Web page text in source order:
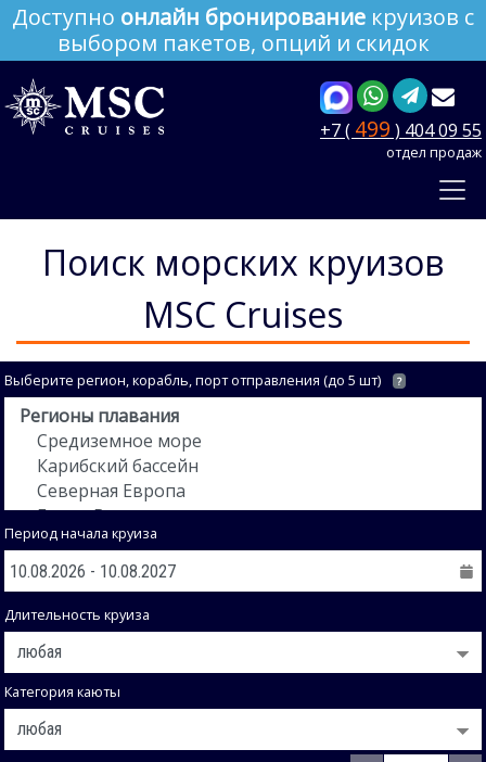
Доступно онлайн бронирование круизов с
выбором пакетов, опций и скидок
+7 ( 499 ) 404 09 55
отдел продаж
Поиск морских круизов
MSC Cruises
Выберите регион, корабль, порт отправления (до 5 шт) ?
Период начала круиза
Длительность круиза
Категория каюты